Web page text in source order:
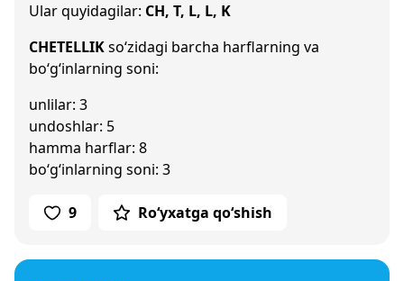
Ular quyidagilar: CH, T, L, L, K
CHETELLIKso‘zidagi barcha harflarning va
bo‘g‘inlarning soni:
unlilar: 3
undoshlar: 5
hamma harflar: 8
bo‘g‘inlarning soni: 3
9 Ro‘yxatga qo‘shish